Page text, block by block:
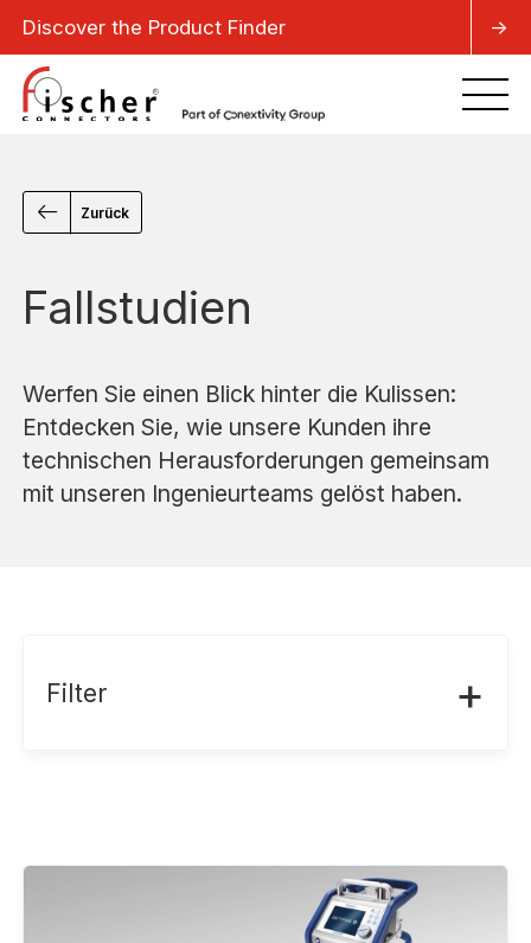
Discover the Product Finder ->
Zurück
Fallstudien
Werfen Sie einen Blick hinter die Kulissen:
Entdecken Sie, wie unsere Kunden ihre
technischen Herausforderungen gemeinsam
mit unseren Ingenieurteams gelöst haben.
Filter +